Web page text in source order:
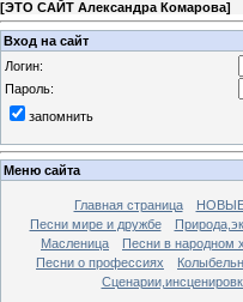
[ЭТО САЙТ Александра Комарова]
Вход на сайт
Логин:
Пароль:
запомнить
Меню сайта
Главная страница
Песни мире и дружбе
Масленица
Песни в народном
Песни о профессиях